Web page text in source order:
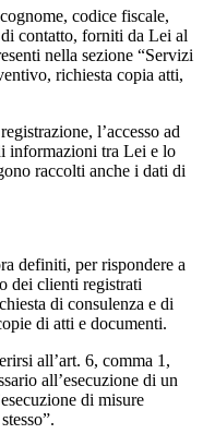
codice fiscale,
contatto, forniti da Lei al
nella sezione “Servizi
richiesta copia atti,
l’accesso ad
informazioni tra Lei e lo
raccolti anche i dati di
definiti, per rispondere a
dei clienti registrati
di consulenza e di
di atti e documenti.
all’art. 6, comma 1,
all’esecuzione di un
di misure